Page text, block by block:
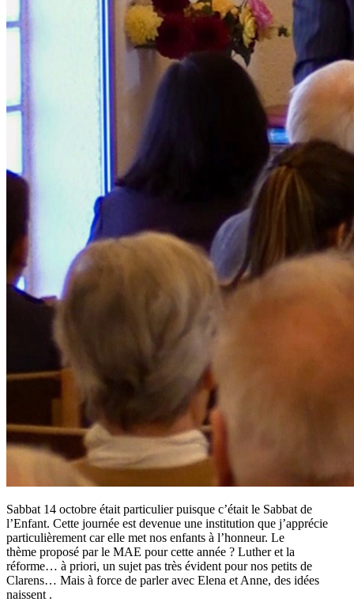
Sabbat 14 octobre était particulier puisque c’était le Sabbat de
l’Enfant. Cette journée est devenue une institution que j’apprécie
particulièrement car elle met nos enfants à l’honneur. Le
thème proposé par le MAE pour cette année ? Luther et la
réforme… à priori, un sujet pas très évident pour nos petits de
Clarens… Mais à force de parler avec Elena et Anne, des idées
naissent .